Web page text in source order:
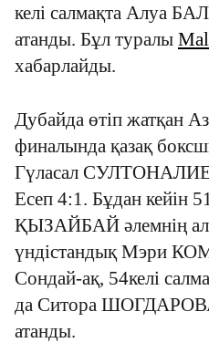
келі салмақта Алуа
атанды. Бұл туралы
хабарлайды.
Дубайда өтіп жатқан
финалында қазақ
Гүласал
Есеп 4:1. Бұдан кейін
ҚЫЗАЙБАЙ әлемнің
үндістандық Мэри
Сондай-ақ, 54келі
да Ситора
атанды.